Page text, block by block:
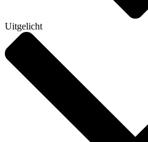
Uitgelicht